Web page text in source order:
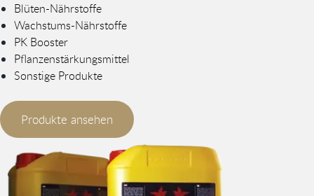
Blüten-Nährstoffe
Wachstums-Nährstoffe
PK Booster
Pflanzenstärkungsmittel
Sonstige Produkte
Produkte ansehen